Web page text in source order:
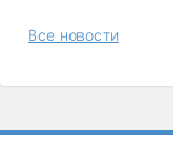
Все новости